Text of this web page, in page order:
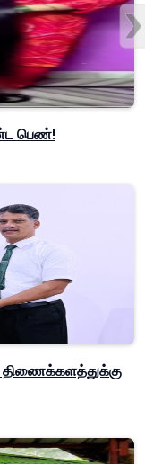
பெண்!
திணைக்களத்துக்கு